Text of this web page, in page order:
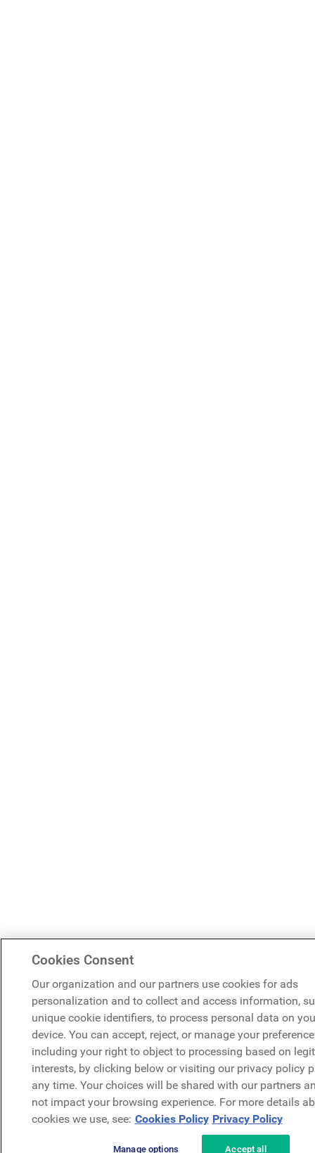
Cookies Consent
Our organization and our partners use cookies for ads
personalization and to collect and access information,
unique cookie identifiers, to process personal data on
device. You can accept, reject, or manage your
including your right to object to processing based on
interests, by clicking below or visiting our privacy policy
any time. Your choices will be shared with our partners
not impact your browsing experience. For more details
cookies we use, see: Cookies Policy Privacy Policy
Manage options Accept all